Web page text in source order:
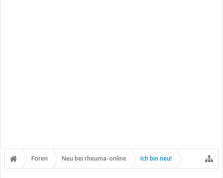
Foren Neu bei rheuma-online Ich bin neu!